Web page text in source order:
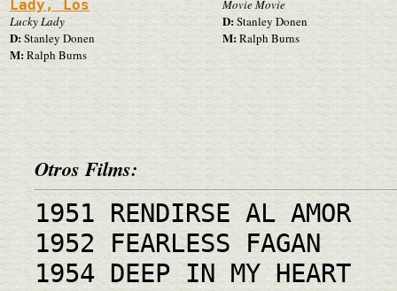
Lady, Los
Lucky Lady
D:Stanley Donen
M:Ralph Burns
Movie Movie
D:Stanley Donen
M:Ralph Burns
Otros Films:
1951 RENDIRSE AL AMOR
1952 FEARLESS FAGAN
1954 DEEP IN MY HEART